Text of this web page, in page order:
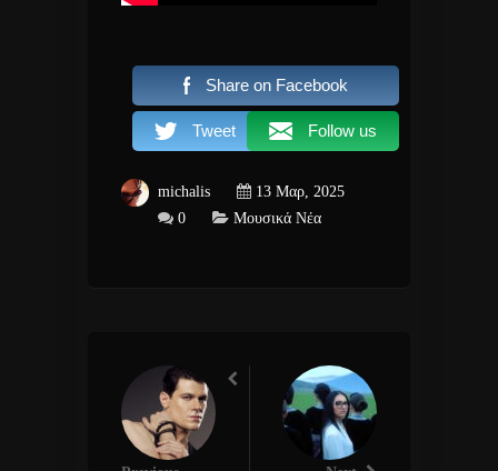
Share on Facebook
Tweet Follow us
michalis
13 Μαρ, 2025
0
Μουσικά Νέα